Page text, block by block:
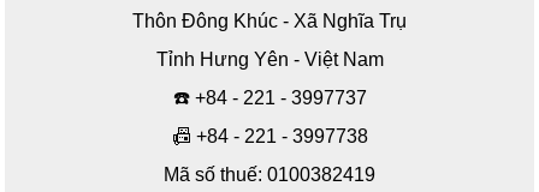
Thôn Đông Khúc - Xã Nghĩa Trụ
Tỉnh Hưng Yên - Việt Nam
☎️ +84 - 221 - 3997737
📠 +84 - 221 - 3997738
Mã số thuế: 0100382419